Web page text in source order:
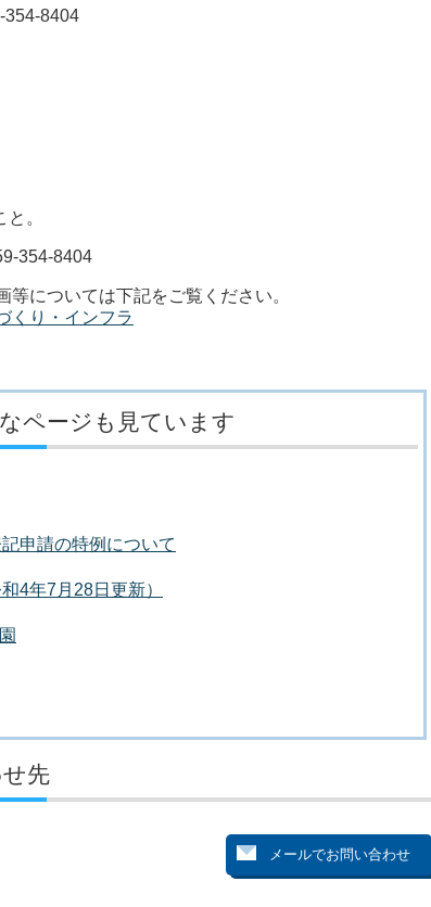
8404
。
354-8404
等については下記をご覧ください。
くり・インフラ
ページも見ています
申請の特例について
4年7月28日更新）
先